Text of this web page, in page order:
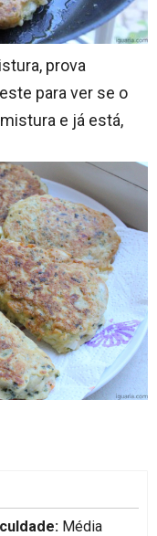
prova
para ver se o
e já está,
Média